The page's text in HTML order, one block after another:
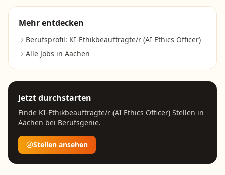
Mehr entdecken
Berufsprofil: KI-Ethikbeauftragte/r (AI Ethics Officer)
Alle Jobs in Aachen
Jetzt durchstarten
Finde KI-Ethikbeauftragte/r (AI Ethics Officer) Stellen in
Aachen bei Berufsgenie.
Stellen ansehen